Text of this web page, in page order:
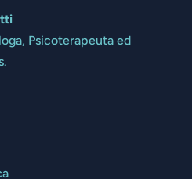
Psicoterapeuta ed